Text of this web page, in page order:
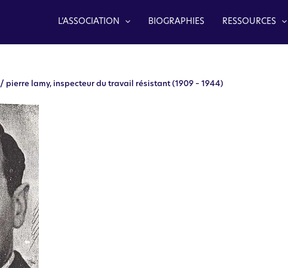
L’ASSOCIATION BIOGRAPHIES RESSOURCES
/ pierre lamy, inspecteur du travail résistant (1909 – 1944)